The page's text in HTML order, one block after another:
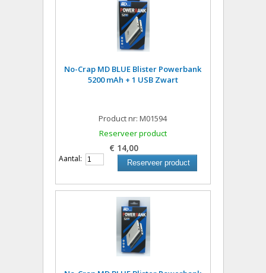
No-Crap MD BLUE Blister Powerbank
5200 mAh + 1 USB Zwart
Product nr: M01594
Reserveer product
€ 14,00
Aantal: Reserveer product